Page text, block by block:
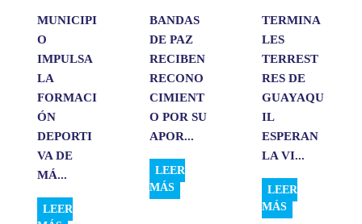
MUNICIPI
O
IMPULSA
LA
FORMACI
ÓN
DEPORTI
VA DE
MÁ...
LEER
BANDAS
DE PAZ
RECIBEN
RECONO
CIMIENT
O POR SU
APOR...
LEER
MÁS
TERMINA
LES
TERREST
RES DE
GUAYAQU
IL
ESPERAN
LA VI...
LEER
MÁS